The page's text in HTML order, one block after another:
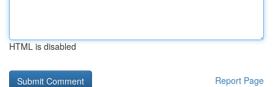
HTML is disabled
Report Page